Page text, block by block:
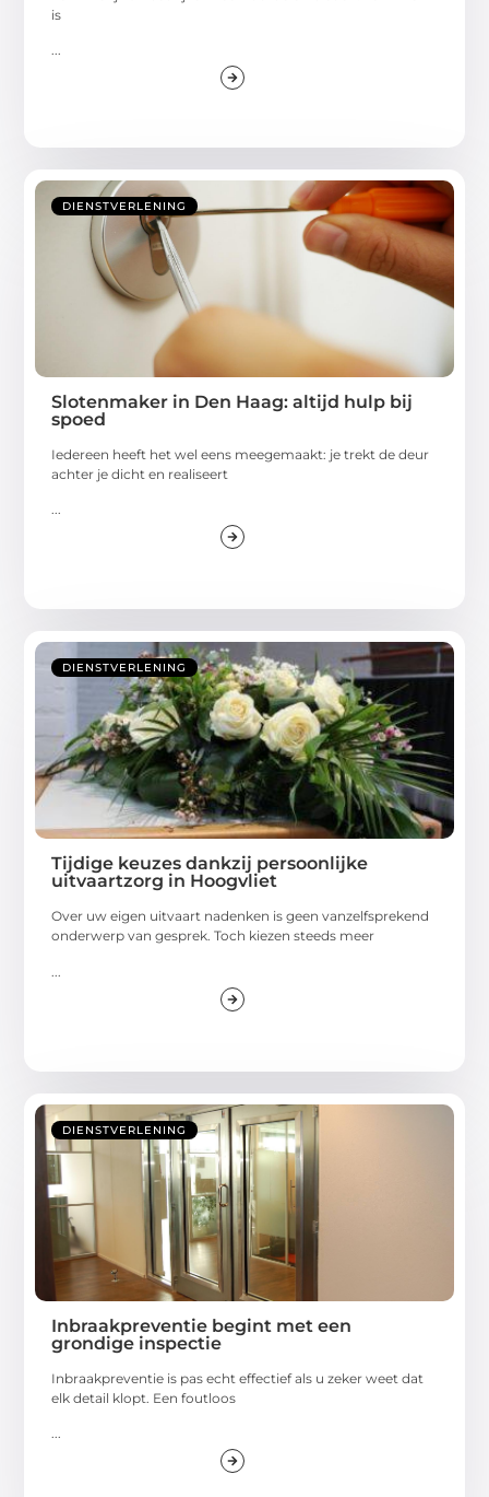
is
...
DIENSTVERLENING
Slotenmaker in Den Haag: altijd hulp bij
spoed
Iedereen heeft het wel eens meegemaakt: je trekt de deur
achter je dicht en realiseert
...
DIENSTVERLENING
Tijdige keuzes dankzij persoonlijke
uitvaartzorg in Hoogvliet
Over uw eigen uitvaart nadenken is geen vanzelfsprekend
onderwerp van gesprek. Toch kiezen steeds meer
DIENSTVERLENING
Inbraakpreventie begint met een
grondige inspectie
Inbraakpreventie is pas echt effectief als u zeker weet dat
elk detail klopt. Een foutloos
...